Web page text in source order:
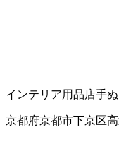
インテリア用品店手
京都府京都市下京区